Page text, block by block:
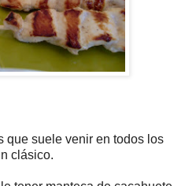
que suele venir en todos los
clásico.